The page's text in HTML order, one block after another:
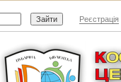
Реєстрація